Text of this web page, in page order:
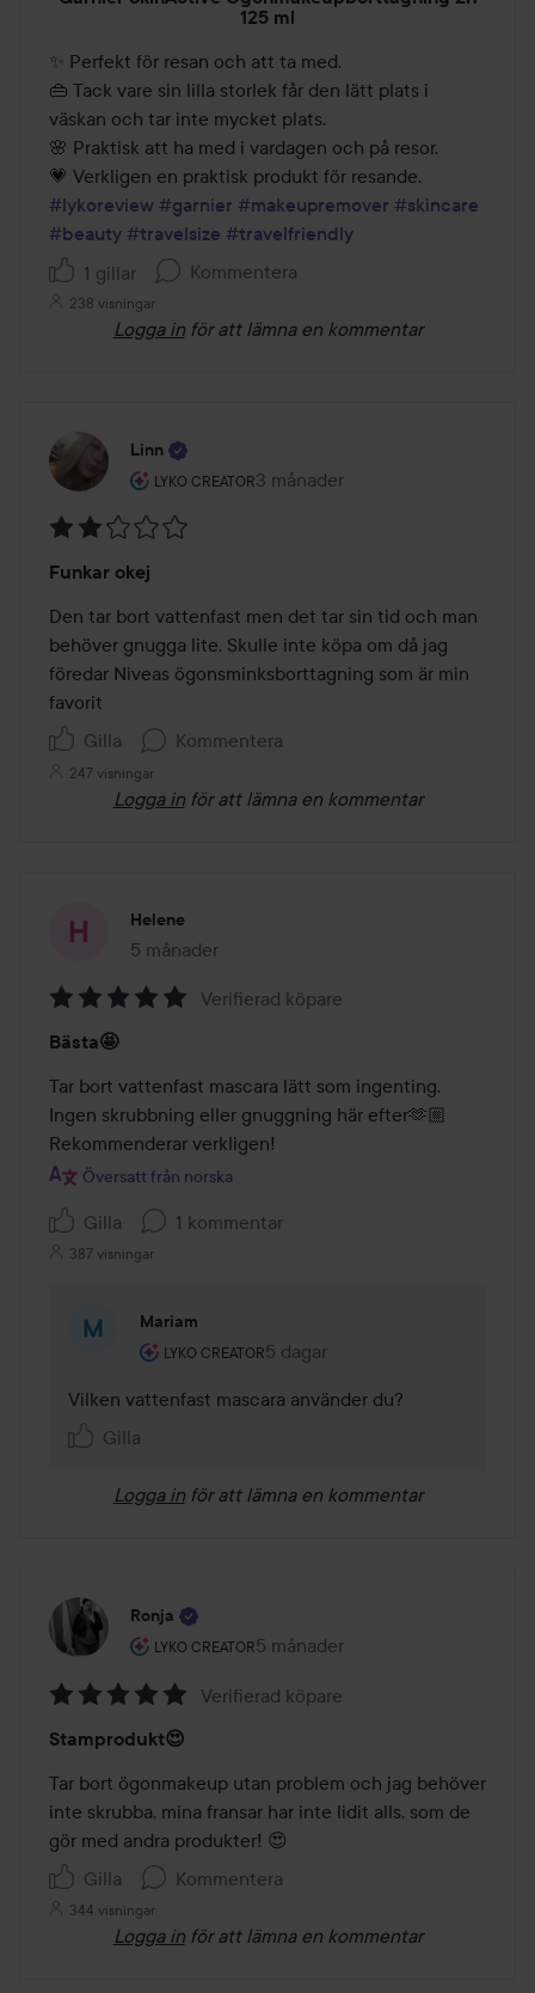
4
125 ml
✨ Perfekt för resan och att ta med.
👜 Tack vare sin lilla storlek får den lätt plats i
väskan och tar inte mycket plats.
🌸 Praktisk att ha med i vardagen och på resor.
#lykoreview #garnier #makeupremover #skincare
#beauty #travelsize #travelfriendly
1 gillar
Kommentera
238 visningar
Logga in för att lämna en kommentar
Linn
LYKO CREATOR
Användarens roll: Lyko Creator.
3 månader
Inlägget skapades 3 månader
2
av
5
Funkar okej
Den tar bort vattenfast men det tar sin tid och man
behöver gnugga lite. Skulle inte köpa om då jag
föredar Niveas ögonsminksborttagning som är min
favorit
Gilla
Kommentera
247 visningar
Logga in för att lämna en kommentar
Helene
5 månader
Inlägget skapades 5 månader
5
av
5
Verifierad köpare
Bästa🤩
Tar bort vattenfast mascara lätt som ingenting.
Ingen skrubbning eller gnuggning här efter🫶🏼
Rekommenderar verkligen!
Översatt från norska
Gilla 1 kommentar
387 visningar
Mariam
LYKO CREATOR
Användarens roll: Lyko Creator.
5 dagar
Kommentaren lades 5 dagar
Vilken vattenfast mascara använder du?
Gilla
Logga in för att lämna en kommentar
Ronja
LYKO CREATOR
Användarens roll: Lyko Creator.
5 månader
Inlägget skapades 5 månader
5
av
5
Verifierad köpare
Stamprodukt😍
Tar bort ögonmakeup utan problem och jag behöver
inte skrubba, mina fransar har inte lidit alls, som de
gör med andra produkter! 😍
Gilla
Kommentera
344 visningar
Logga in för att lämna en kommentar